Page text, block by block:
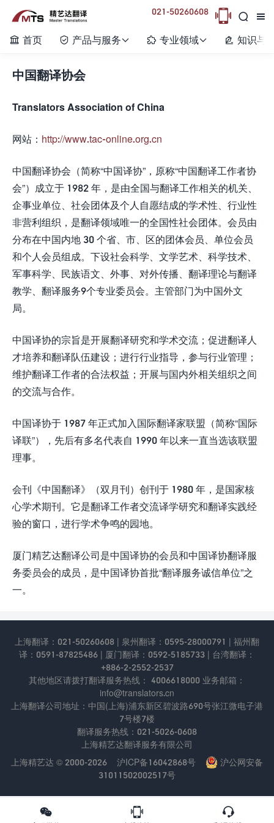


021-50260608 
 首页  产品与服务  专业领域  知识与
中国翻译协会
Translators Association of China
网站： http://www.tac-online.org.cn
中国翻译协会（简称“中国译协”，原称“中国翻译工作者协
会”）成立于 1982 年，是由全国与翻译工作相关的机关、
企事业单位、社会团体及个人自愿结成的学术性、行业性
非营利组织，是翻译领域唯一的全国性社会团体。会员由
分布在中国内地 30 个省、市、区的团体会员、单位会员
和个人会员组成。下设社会科学、文学艺术、科学技术、
军事科学、民族语文、外事、对外传播、翻译理论与翻译
教学、翻译服务9个专业委员会。主管部门为中国外文
局。
中国译协的宗旨是开展翻译研究和学术交流；促进翻译人
才培养和翻译队伍建设；进行行业指导，参与行业管理；
维护翻译工作者的合法权益；开展与国内外相关组织之间
的交流与合作。
中国译协于 1987 年正式加入国际翻译家联盟（简称“国际
译联”），先后有多名代表自 1990 年以来一直当选该联盟
理事。
会刊《中国翻译》（双月刊）创刊于 1980 年，是国家核
心学术期刊。它是翻译工作者交流译学研究和翻译实践经
验的窗口，进行学术争鸣的园地。
厦门精艺达翻译公司是中国译协的会员和中国译协翻译服
务委员会的成员，是中国译协首批“翻译服务诚信单位”之
一。
  
上海翻译：021-50260608 | 泉州翻译：0595-28000791 | 福州翻
译：0591-87825486 | 厦门翻译：0592-5185733 | 台湾翻译：
+886-2-2552-2537
其他地区请拨打翻译服务热线： 4006618000 业务邮箱：
info@translators.cn
上海翻译公司地址：中国(上海)浦东新区碧波路690号张江微电⼦港
7号楼7楼
翻译服务热线：021-5026-0608
上海精艺达翻译服务有限公司
上海精艺达 © 2000-2026
沪ICP备16042868号
沪公网安备
31011502002517号